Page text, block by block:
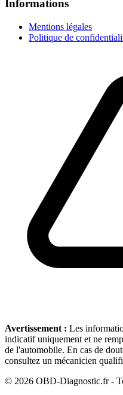
Informations
Mentions légales
Politique de
Avertissement : Les
indicatif uniquement et ne
de l'automobile. En cas de
consultez un mécanicien
© 2026 OBD-Diagnostic.fr -